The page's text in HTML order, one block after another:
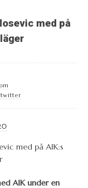
med på
twitter
AIK under en